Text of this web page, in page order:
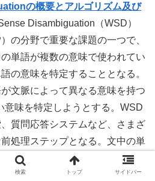
の概要とアルゴリズム及び
Disambiguation（WSD）
の分野で重要な課題の一つで、
単語が複数の意味で使われてい
の意味を特定することとなる。
文脈によって異なる意味を持つ
意味を特定しようとする。WSD
質問応答システムなど、さまざ
処理ステップとなる。文中の単
いるかを正確に理解することが
適切で意味の通った結果を生成
検索 トップ サイドバー